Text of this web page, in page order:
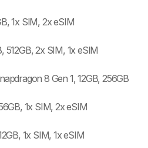
1x SIM, 2x eSIM
512GB, 2x SIM, 1x eSIM
8 Gen 1, 12GB, 256GB
1x SIM, 2x eSIM
1x SIM, 1x eSIM